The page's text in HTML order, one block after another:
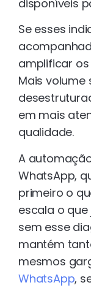
disponíveis
Se esses
amplificar
Mais volume
em mais
qualidade.
A
WhatsApp,
primeiro o
escala o
sem esse
mantém
mesmos
WhatsApp,